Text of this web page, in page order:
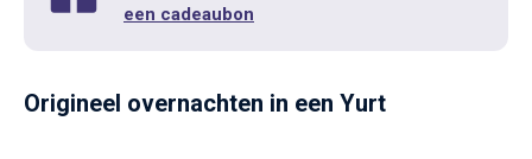
een cadeaubon
Origineel overnachten in een Yurt